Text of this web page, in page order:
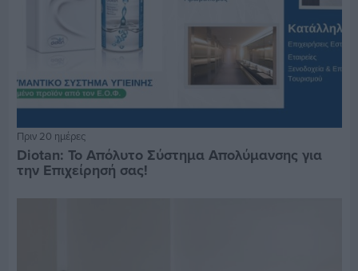
Πριν 20 ημέρες
Diotan: Το Απόλυτο Σύστημα Απολύμανσης για
την Επιχείρησή σας!